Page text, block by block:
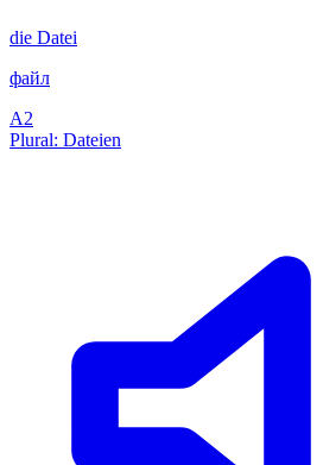
die Datei
файл
A2
Plural: Dateien